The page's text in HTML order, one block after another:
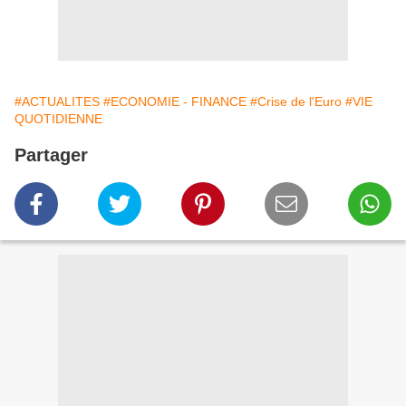
#ACTUALITES #ECONOMIE - FINANCE #Crise de l'Euro #VIE
QUOTIDIENNE
Partager